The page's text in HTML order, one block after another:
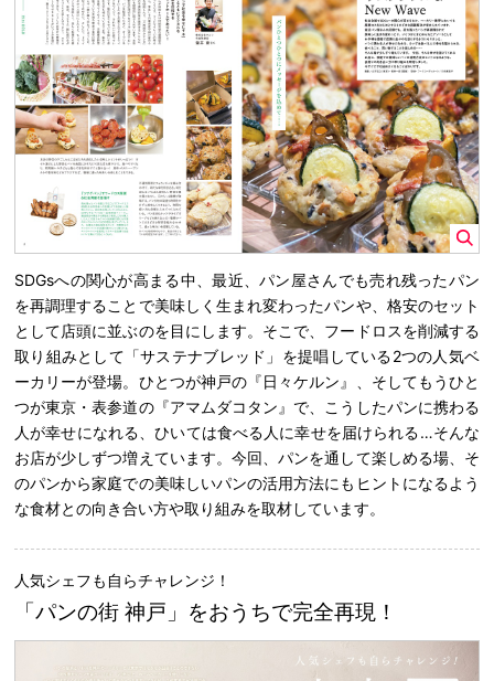
SDGsへの関心が高まる中、最近、パン屋さんでも売れ残ったパン
を再調理することで美味しく生まれ変わったパンや、格安のセット
として店頭に並ぶのを目にします。そこで、フードロスを削減する
取り組みとして「サステナブレッド」を提唱している2つの人気ベ
ーカリーが登場。ひとつが神戸の『日々ケルン』、そしてもうひと
つが東京・表参道の『アマムダコタン』で、こうしたパンに携わる
人が幸せになれる、ひいては食べる人に幸せを届けられる…そんな
お店が少しずつ増えています。今回、パンを通して楽しめる場、そ
のパンから家庭での美味しいパンの活用方法にもヒントになるよう
な食材との向き合い方や取り組みを取材しています。
人気シェフも自らチャレンジ！
「パンの街 神戸」をおうちで完全再現！